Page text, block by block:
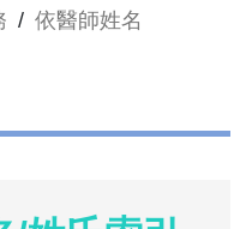
/ 依醫師姓名